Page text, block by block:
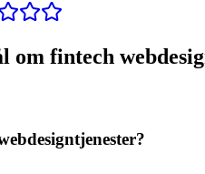
om fintech